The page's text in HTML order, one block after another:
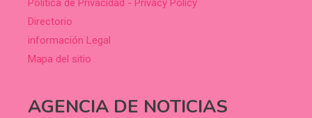
Política de Privacidad - Privacy Policy
Directorio
información Legal
Mapa del sitio
AGENCIA DE NOTICIAS